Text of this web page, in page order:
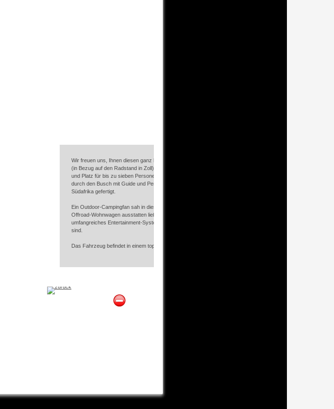
Wir freuen uns, Ihnen diesen ganz besonderen Land Rover Defender anbieten zu können. Neben den
(in Bezug auf den Radstand in Zoll), wurde in exklusiver Kleinstauflage auch der Defender 147 gebaut. Der
und Platz für bis zu sieben Personen wurde vorwiegend für den Einsatz auf den Safari-Lodgen gebaut und
durch den Busch mit Guide und Personal inkl. Ausrüstung. Nur etwa 60 Fahrzeuge mit langem Radstand
Südafrika gefertigt.
Ein Outdoor-Campingfan sah in diesem Siebensitzer die ideale Basis eines (Groß-)Familien-Fahrzeugs, das er
Offroad-Wohnwagen ausstatten ließ. Der Umbau zum Linkslenker machen diesen, ohnehin schon besonderen
umfangreiches Entertainment-System sowie eine Klimaanlagen sorgen für angenehme Reisen, ganz gleich,
sind.
Das Fahrzeug befindet in einem topgepflegten Zustand und wird im Kundenauftrag verkauft. Wir freuen uns auf